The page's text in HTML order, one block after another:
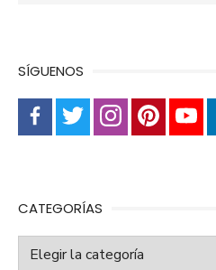
SÍGUENOS
CATEGORÍAS
Categorías